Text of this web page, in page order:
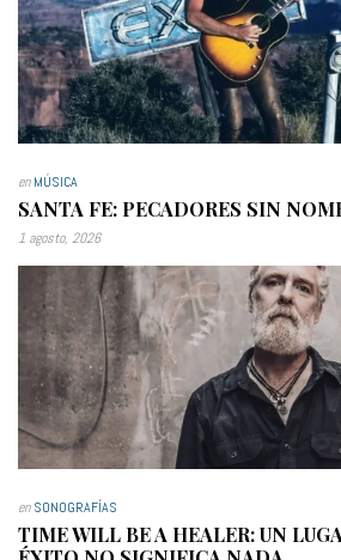
enMÚSICA
SANTA FE: PECADORES SIN
1 agosto, 2026
enSONOGRAFÍAS
TIME WILL BE A HEALER: UN